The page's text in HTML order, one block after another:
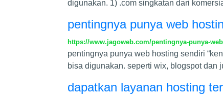
digunakan. 1) .com singkatan dari
pentingnya punya web
https://www.jagoweb.com/pentingnya-punya-
pentingnya punya web hosting sendiri
bisa digunakan. seperti wix, blogspot dan
dapatkan layanan hosting